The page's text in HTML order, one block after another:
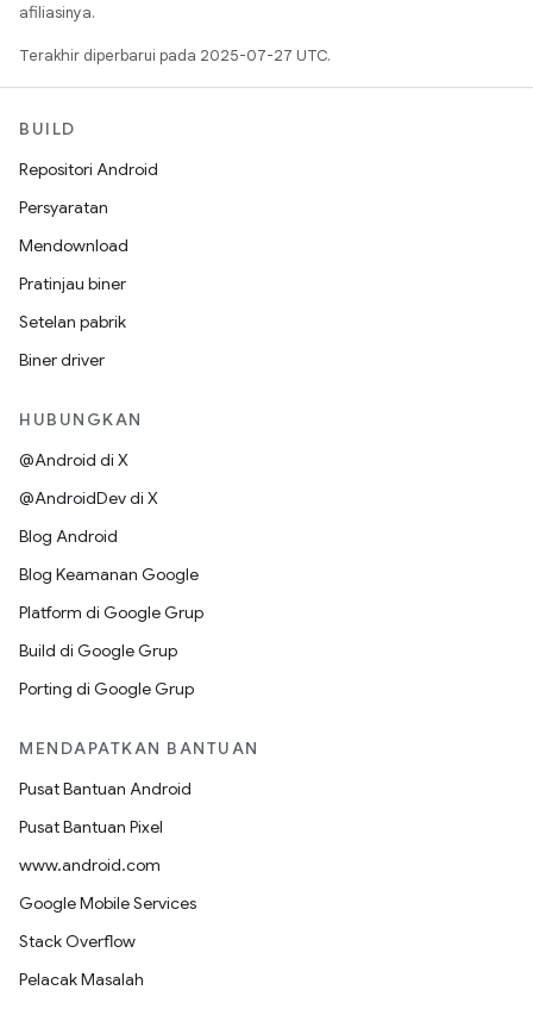
afiliasinya.
Terakhir diperbarui pada 2025-07-27 UTC.
BUILD
Repositori Android
Persyaratan
Mendownload
Pratinjau biner
Setelan pabrik
Biner driver
HUBUNGKAN
@Android di X
@AndroidDev di X
Blog Android
Blog Keamanan Google
Platform di Google Grup
Build di Google Grup
Porting di Google Grup
MENDAPATKAN BANTUAN
Pusat Bantuan Android
Pusat Bantuan Pixel
www.android.com
Google Mobile Services
Stack Overflow
Pelacak Masalah